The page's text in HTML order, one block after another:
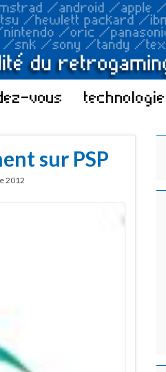
vous technologie
sur PSP
2012